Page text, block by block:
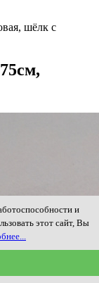
шёлк с
и
этот сайт, Вы